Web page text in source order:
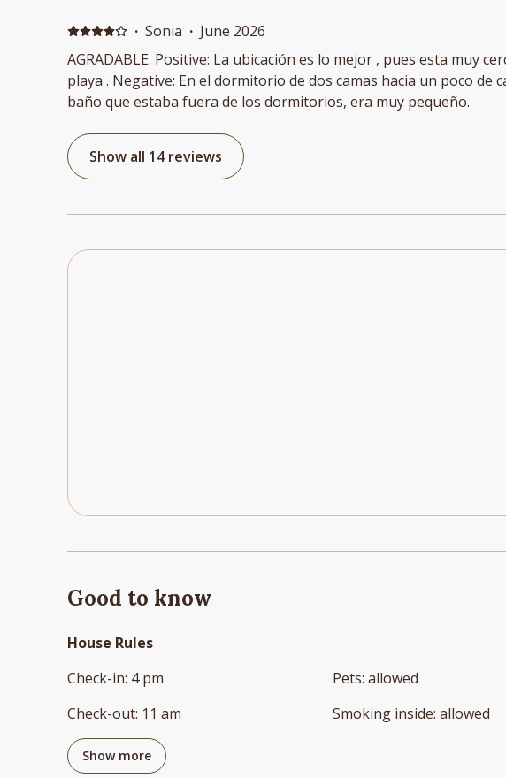
· Sonia · June 2026
AGRADABLE. Positive: La ubicación es lo mejor , pues esta muy cerca de la
playa . Negative: En el dormitorio de dos camas hacia un poco de
baño que estaba fuera de los dormitorios, era muy pequeño.
Show all 14 reviews
Good to know
House Rules
Check-in: 4 pm
Check-out: 11 am
Pets: allowed
Smoking inside: allowed
Show more